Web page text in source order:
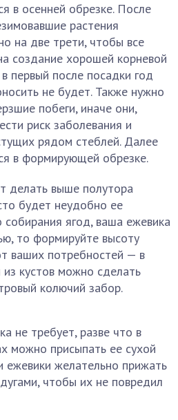
в осенней обрезке. После
растения
на две трети, чтобы все
создание хорошей корневой
первый после посадки год
не будет. Также нужно
побеги, иначе они,
риск заболевания и
рядом стеблей. Далее
в формирующей обрезке.
делать выше полутора
будет неудобно ее
собирания ягод, ваша ежевика
то формируйте высоту
ваших потребностей — в
кустов можно сделать
колючий забор.
не требует, разве что в
можно присыпать ее сухой
ежевики желательно прижать
чтобы их не повредил